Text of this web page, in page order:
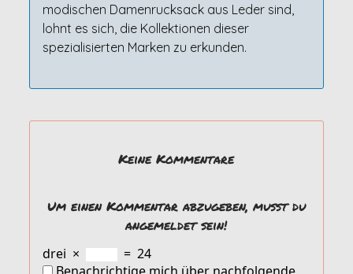
modischen Damenrucksack aus Leder sind,
lohnt es sich, die Kollektionen dieser
spezialisierten Marken zu erkunden.
Keine Kommentare
Um einen Kommentar abzugeben, musst du
angemeldet sein!
drei × = 24